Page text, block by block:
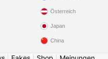
Österreich
Japan
China